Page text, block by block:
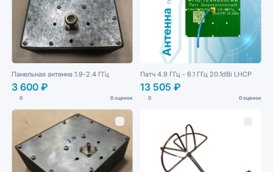
Панельная антенна 1.9-2.4 ГГц
3 600 ₽
0 0 оценок
Патч 4.9 ГГц - 6.1 ГГц 20.1dBi LHCP
13 505 ₽
0 0 оценок